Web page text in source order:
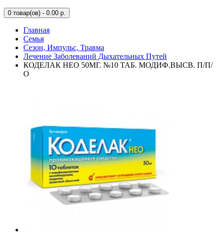
0 товар(ов) - 0.00 р.
Главная
Семья
Сезон, Импульс, Травма
Лечение Заболеваний Дыхательных Путей
КОДЕЛАК НЕО 50МГ. №10 ТАБ. МОДИФ.ВЫСВ. П/П/
О